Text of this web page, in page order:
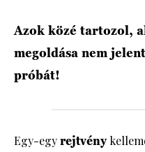
Azok közé tartozol,
megoldása nem
próbát!
Egy-egyrejtvény